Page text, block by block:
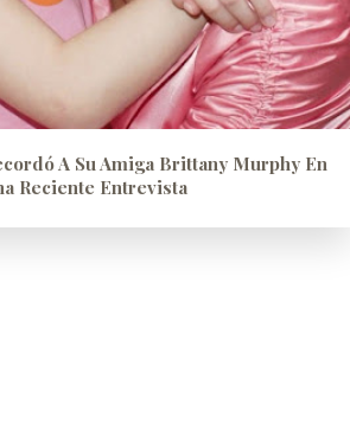
A Su Amiga Brittany Murphy En
Reciente Entrevista